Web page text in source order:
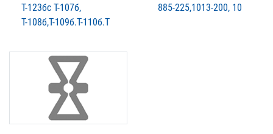
Т-123бс Т-107б,
Т-108б,Т-109б.Т-110б.Т
885-225,1013-200, 10